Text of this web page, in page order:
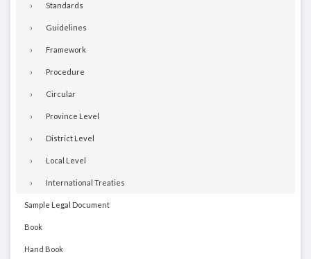
Standards
Guidelines
Framework
Procedure
Circular
Province Level
District Level
Local Level
International Treaties
Sample Legal Document
Book
Hand Book